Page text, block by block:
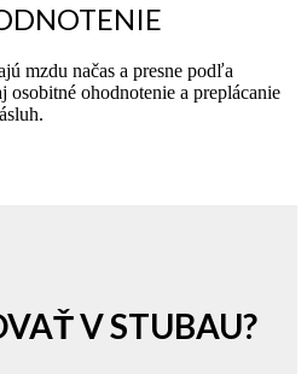
mzdu načas a presne podľa
ohodnotenie a preplácanie
V STUBAU?